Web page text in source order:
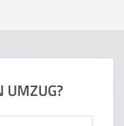
UMZUG?